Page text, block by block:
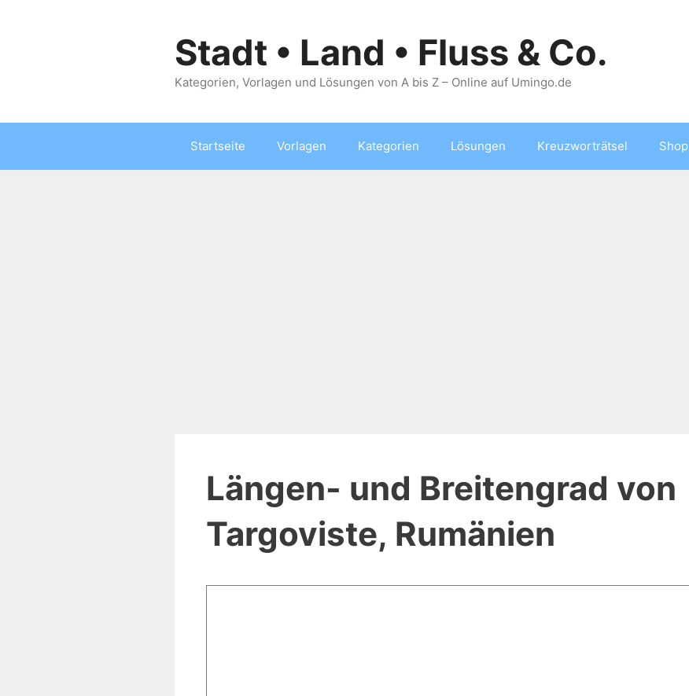
Stadt • Land • Fluss & Co.
Kategorien, Vorlagen und Lösungen von A bis Z – Online auf Umingo.de
Startseite Vorlagen Kategorien Lösungen Kreuzworträtsel Shop
Längen- und Breitengrad von
Targoviste, Rumänien